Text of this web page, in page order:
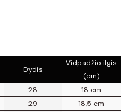
Dydis
Vidpadžio ilgis
(cm)
28
18 cm
29
18,5 cm